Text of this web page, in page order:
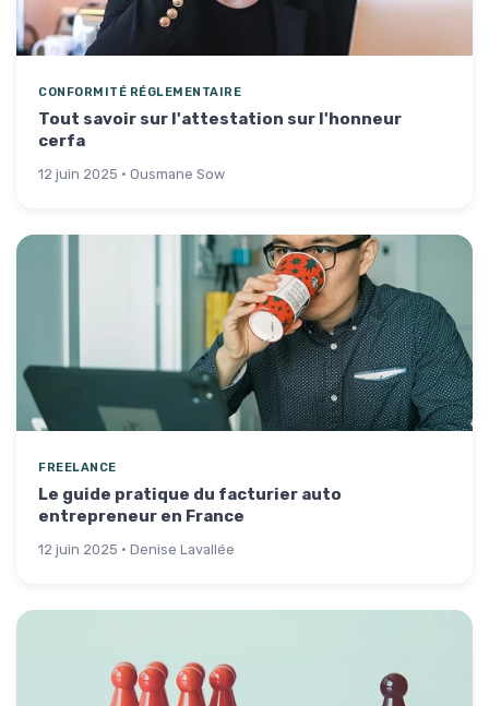
CONFORMITÉ RÉGLEMENTAIRE
Tout savoir sur l'attestation sur l'honneur
cerfa
12 juin 2025 · Ousmane Sow
FREELANCE
Le guide pratique du facturier auto
entrepreneur en France
12 juin 2025 · Denise Lavallée